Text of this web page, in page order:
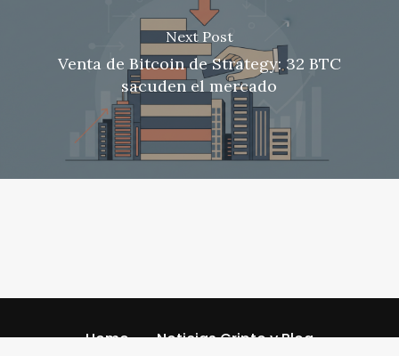
Next Post
Venta de Bitcoin de Strategy: 32 BTC
sacuden el mercado
Home
Noticias Cripto y Blog